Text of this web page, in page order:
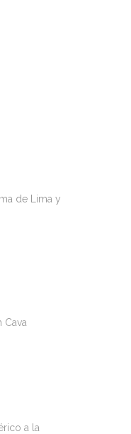
de Lima y
Cava
a la